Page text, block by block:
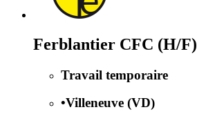
Ferblantier CFC (H/F)
Travail temporaire
•Villeneuve (VD)